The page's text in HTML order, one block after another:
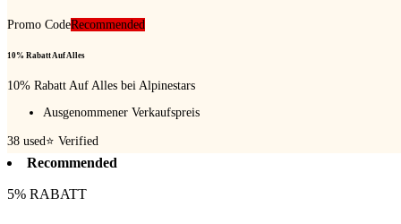
Promo CodeRecommended
10% Rabatt Auf Alles
10% Rabatt Auf Alles bei Alpinestars
Ausgenommener Verkaufspreis
38 used⭐ Verified
Recommended
5% RABATT